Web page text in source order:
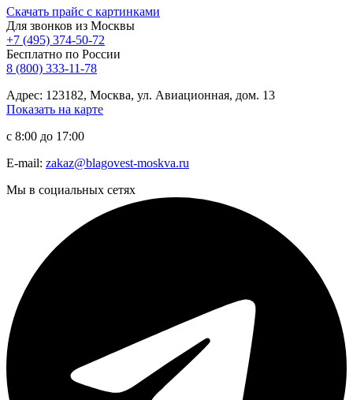
Скачать прайс с картинками
Для звонков из Москвы
+7 (495) 374-50-72
Бесплатно по России
8 (800) 333-11-78
Адрес: 123182, Москва, ул. Авиационная, дом. 13
Показать на карте
с 8:00 до 17:00
E-mail: zakaz@blagovest-moskva.ru
Мы в социальных сетях